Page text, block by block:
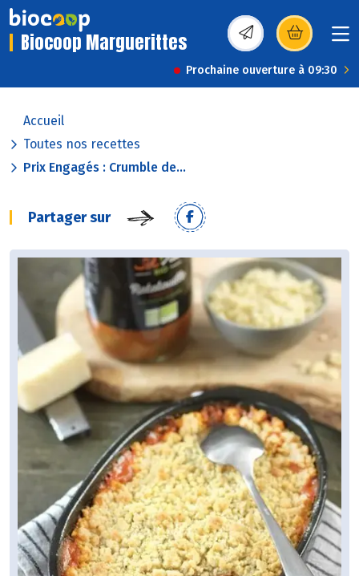
Biocoop Marguerittes (s’ouvre dans une
Prochaine ouverture à 09:30
Accueil
Toutes nos recettes
Prix Engagés : Crumble de...
Partager sur